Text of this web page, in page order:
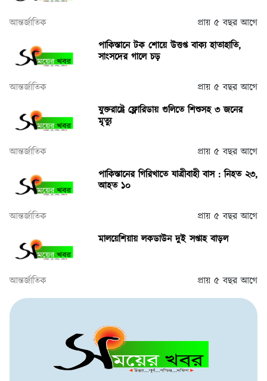
আন্তর্জাতিক
প্রায় ৫ বছর আগে
পাকিস্তানে টক শোয়ে উত্তপ্ত বাক্য হাতাহাতি,
সাংসদের গালে চড়
আন্তর্জাতিক
প্রায় ৫ বছর আগে
যুক্তরাষ্ট্রে ফ্লোরিডায় গুলিতে শিশুসহ ৩ জনের
মৃত্যু
আন্তর্জাতিক
প্রায় ৫ বছর আগে
পাকিস্তানের গিরিখাতে যাত্রীবাহী বাস : নিহত ২৩,
আহত ১০
আন্তর্জাতিক
প্রায় ৫ বছর আগে
মালয়েশিয়ায় লকডাউন দুই সপ্তাহ বাড়ল
আন্তর্জাতিক প্রায় ৫ বছর আগে